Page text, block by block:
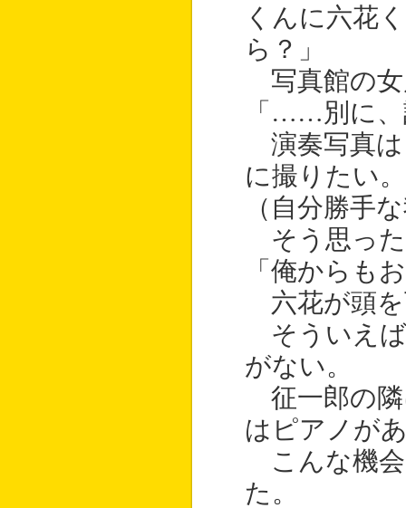
くんに六花
ら？」
写真館の女
「……別に
演奏写真は
に撮りたい。
（自分勝手
そう思っ
「俺からも
六花が頭
そういえば
がない。
征一郎の隣
はピアノが
こんな機会
た。